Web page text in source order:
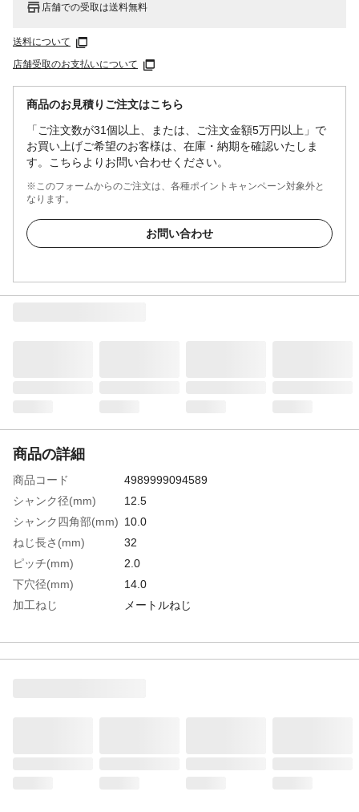
店舗での受取は送料無料
送料について
店舗受取のお支払いについて
商品のお見積りご注文はこちら
「ご注文数が31個以上、または、ご注文金額5万円以上」で
お買い上げご希望のお客様は、在庫・納期を確認いたしま
す。こちらよりお問い合わせください。
※このフォームからのご注文は、各種ポイントキャンペーン対象外と
なります。
お問い合わせ
商品の詳細
商品コード
4989999094589
シャンク径(mm)
12.5
シャンク四角部(mm) 10.0
ねじ長さ(mm)
32
ピッチ(mm)
2.0
下穴径(mm)
14.0
加工ねじ
メートルねじ
食い付山数
2.5山